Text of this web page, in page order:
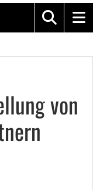
von